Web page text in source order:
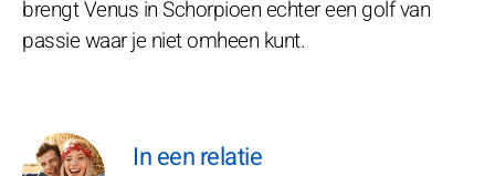
brengt Venus in Schorpioen echter een golf van
passie waar je niet omheen kunt.
In een relatie